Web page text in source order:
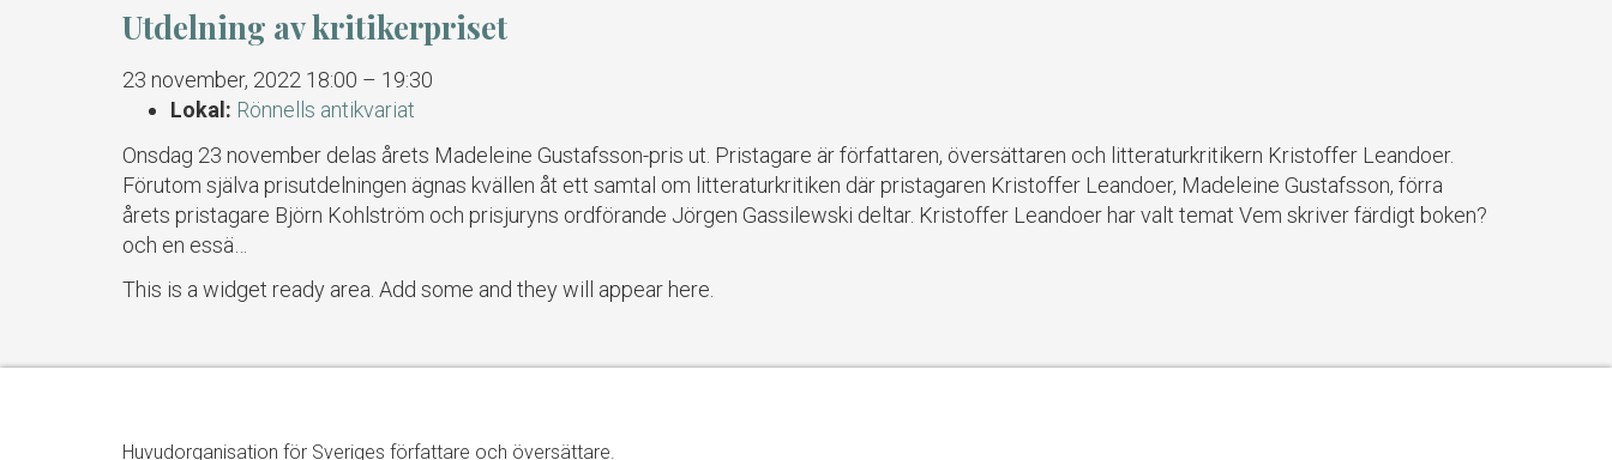
Utdelning av kritikerpriset
23 november, 2022 18:00 – 19:30
Lokal: Rönnells antikvariat
Onsdag 23 november delas årets Madeleine Gustafsson-pris ut. Pristagare är författaren, översättaren och litteraturkritikern Kristoffer Leandoer.
Förutom själva prisutdelningen ägnas kvällen åt ett samtal om litteraturkritiken där pristagaren Kristoffer Leandoer, Madeleine Gustafsson, förra
årets pristagare Björn Kohlström och prisjuryns ordförande Jörgen Gassilewski deltar. Kristoffer Leandoer har valt temat Vem skriver färdigt boken?
och en essä…
This is a widget ready area. Add some and they will appear here.
Huvudorganisation för Sveriges författare och översättare.